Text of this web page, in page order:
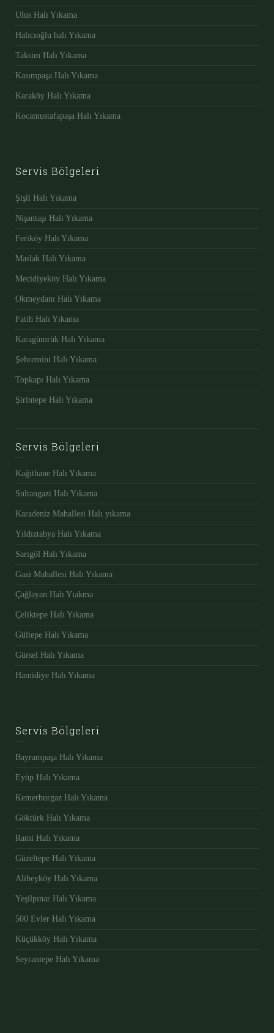
Ulus Halı Yıkama
Halıcıoğlu halı Yıkama
Taksim Halı Yıkama
Kasımpaşa Halı Yıkama
Karaköy Halı Yıkama
Kocamustafapaşa Halı Yıkama
Servis Bölgeleri
Şişli Halı Yıkama
Nişantaşı Halı Yıkama
Feriköy Halı Yıkama
Maslak Halı Yıkama
Mecidiyeköy Halı Yıkama
Okmeydanı Halı Yıkama
Fatih Halı Yıkama
Karagümrük Halı Yıkama
Şehremini Halı Yıkama
Topkapı Halı Yıkama
Şirintepe Halı Yıkama
Servis Bölgeleri
Kağıthane Halı Yıkama
Sultangazi Halı Yıkama
Karadeniz Mahallesi Halı yıkama
Yıldıztabya Halı Yıkama
Sarıgöl Halı Yıkama
Gazi Mahallesi Halı Yıkama
Çağlayan Halı Yıakma
Çeliktepe Halı Yıkama
Gültepe Halı Yıkama
Gürsel Halı Yıkama
Hamidiye Halı Yıkama
Servis Bölgeleri
Bayrampaşa Halı Yıkama
Eyüp Halı Yıkama
Kemerburgaz Halı Yıkama
Göktürk Halı Yıkama
Rami Halı Yıkama
Güzeltepe Halı Yıkama
Alibeyköy Halı Yıkama
Yeşilpınar Halı Yıkama
500 Evler Halı Yıkama
Küçükköy Halı Yıkama
Seyrantepe Halı Yıkama